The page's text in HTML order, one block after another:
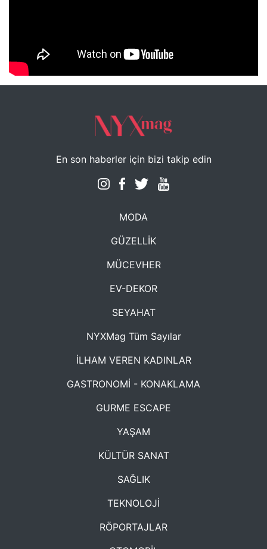
NYXmag 2. Yaş Kutlama Etkinliği
En son haberler için bizi takip edin
MODA
GÜZELLİK
MÜCEVHER
EV-DEKOR
SEYAHAT
NYXMag Tüm Sayılar
İLHAM VEREN KADINLAR
GASTRONOMİ - KONAKLAMA
GURME ESCAPE
YAŞAM
KÜLTÜR SANAT
SAĞLIK
TEKNOLOJİ
RÖPORTAJLAR